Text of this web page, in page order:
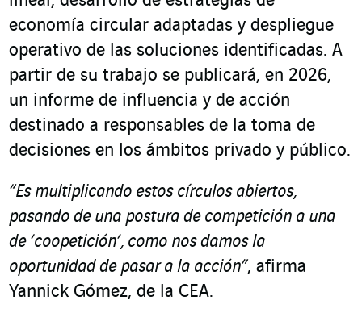
economía circular adaptadas y despliegue
operativo de las soluciones identificadas. A
partir de su trabajo se publicará, en 2026,
un informe de influencia y de acción
destinado a responsables de la toma de
decisiones en los ámbitos privado y público.
“Es multiplicando estos círculos abiertos,
pasando de una postura de competición a una
de ‘coopetición’, como nos damos la
oportunidad de pasar a la acción”, afirma
Yannick Gómez, de la CEA.